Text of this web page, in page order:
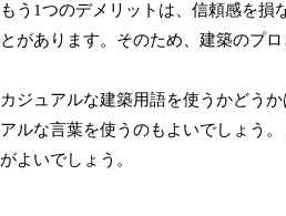
もう1つのデメリットは、信頼感を
とがあります。そのため、建築のプ
カジュアルな建築用語を使うかどう
アルな言葉を使うのもよいでしょう
がよいでしょう。